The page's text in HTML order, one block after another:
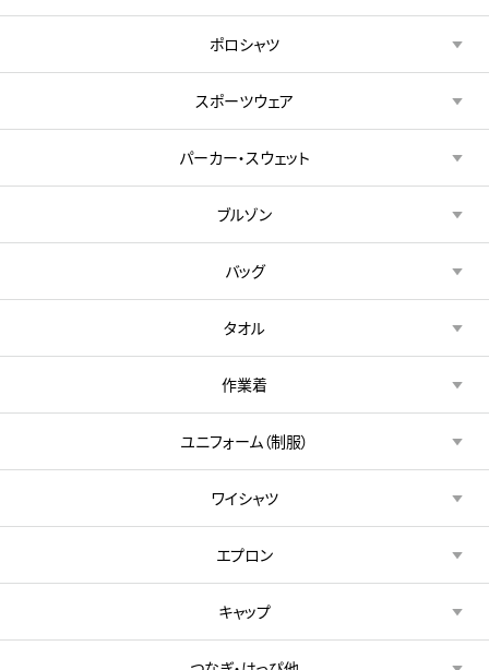
ポロシャツ
スポーツウェア
パーカー・スウェット
ブルゾン
バッグ
タオル
作業着
ユニフォーム（制服）
ワイシャツ
エプロン
キャップ